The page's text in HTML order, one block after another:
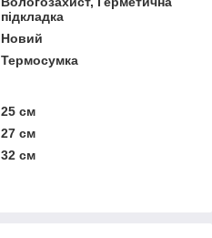
підкладка
Новий
Термосумка
25 см
27 см
32 см